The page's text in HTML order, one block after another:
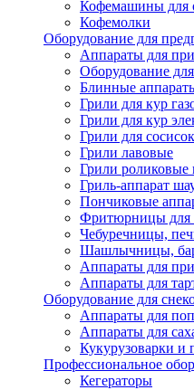
Кофемашины для
Кофемолки
Оборудование для
Аппараты для
Оборудование
Блинные
Грили для кур
Грили для кур
Грили для сосисок
Грили лавовые
Грили роликовые
Гриль-аппарат
Пончиковые
Фритюрницы для
Чебуречницы,
Шашлычницы,
Аппараты для
Аппараты для
Оборудование для
Аппараты для
Аппараты для
Кукурузоварки и
Профессиональное
Кегераторы